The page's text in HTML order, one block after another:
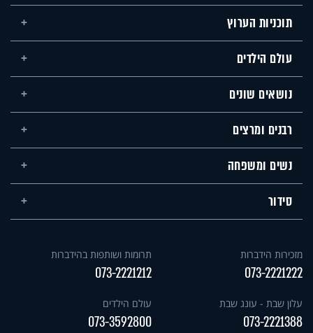
תוכניות הערוץ
עולם הילדים
נושאים שונים
רבנים ומרצים
נשים ומשפחה
סידור
מזכירות הידברות
073-2221222
תרומות ושותפות בהידברות
073-2221212
עלון שבת - עונג שבת
073-2221388
עולם הילדים
073-3592800